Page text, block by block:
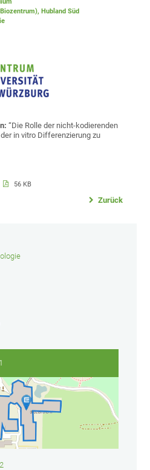
Hubland Süd
“Die Rolle der nicht-kodierenden
in vitro Differenzierung zu
56 KB
Zurück